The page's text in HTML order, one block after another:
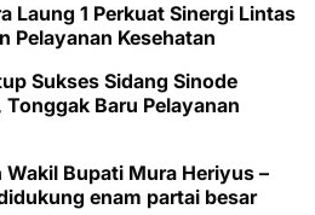
Laung 1 Perkuat Sinergi Lintas
Pelayanan Kesehatan
Sukses Sidang Sinode
Tonggak Baru Pelayanan
Wakil Bupati Mura Heriyus –
enam partai besar